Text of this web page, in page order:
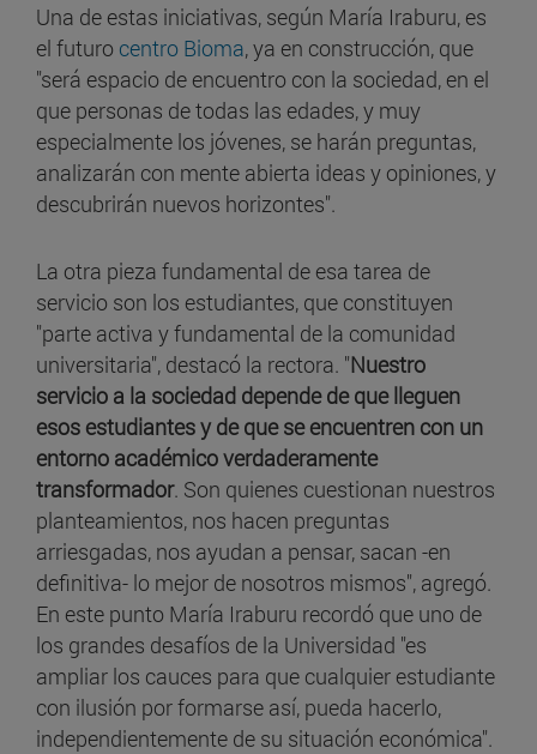
Una de estas iniciativas, según María Iraburu, es
el futuro centro Bioma, ya en construcción, que
"será espacio de encuentro con la sociedad, en el
que personas de todas las edades, y muy
especialmente los jóvenes, se harán preguntas,
analizarán con mente abierta ideas y opiniones, y
descubrirán nuevos horizontes".
La otra pieza fundamental de esa tarea de
servicio son los estudiantes, que constituyen
"parte activa y fundamental de la comunidad
universitaria", destacó la rectora. "Nuestro
servicio a la sociedad depende de que lleguen
esos estudiantes y de que se encuentren con un
entorno académico verdaderamente
transformador. Son quienes cuestionan nuestros
planteamientos, nos hacen preguntas
arriesgadas, nos ayudan a pensar, sacan -en
definitiva- lo mejor de nosotros mismos", agregó.
En este punto María Iraburu recordó que uno de
los grandes desafíos de la Universidad "es
ampliar los cauces para que cualquier estudiante
con ilusión por formarse así, pueda hacerlo,
independientemente de su situación económica".